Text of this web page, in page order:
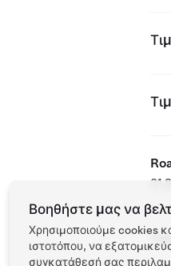
01
Βοηθήστε μας να
Χρησιμοποιούμε cookies
ιστοτόπου, να
συγκατάθεσή σας